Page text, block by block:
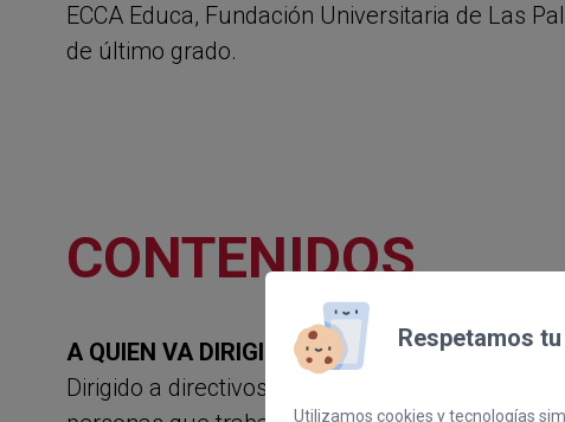
ECCA Educa, Fundación Universitaria de Las
de último grado.
CONTENIDOS
A QUIEN VA DIRIGIDO:
Dirigido a directivos, mandos intermedios,
Respetamos
Utilizamos cookies y tecnologías